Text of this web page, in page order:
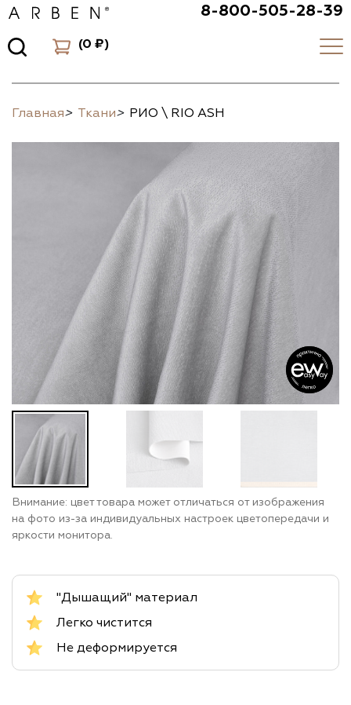
8-800-505-28-39
(0 ₽)
Главная> Ткани> РИО \ RIO ASH
Внимание: цвет товара может отличаться от изображения
на фото из-за индивидуальных настроек цветопередачи и
яркости монитора.
"Дышащий" материал
Легко чистится
Не деформируется